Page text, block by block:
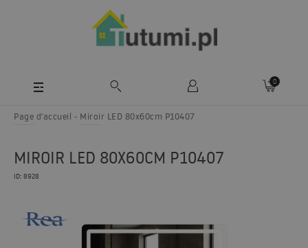
0
Page d'accueil Miroir LED 80x60cm P10407
MIROIR LED 80X60CM P10407
ID: 8928